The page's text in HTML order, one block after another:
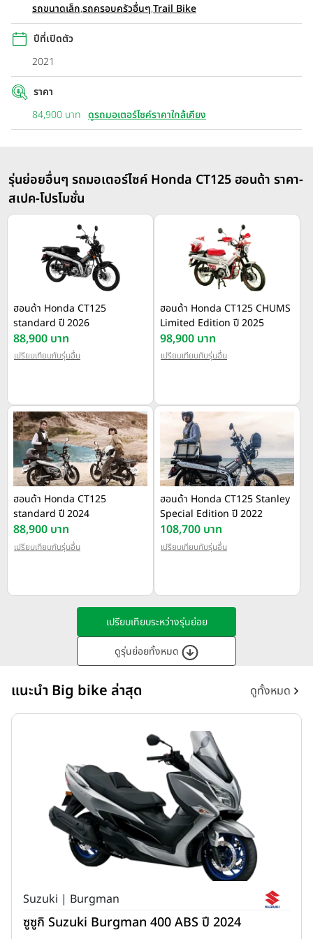
รถขนาดเล็ก,รถครอบครัวอื่นๆ,Trail Bike
ปีที่เปิดตัว
2021
ราคา
84,900 บาท ดูรถมอเตอร์ไซค์ราคาใกล้เคียง
รุ่นย่อยอื่นๆ รถมอเตอร์ไซค์ Honda CT125 ฮอนด้า ราคา-
สเปค-โปรโมชั่น
ฮอนด้า Honda CT125
standard ปี 2026
88,900 บาท
เปรียบเทียบกับรุ่นอื่น
ฮอนด้า Honda CT125 CHUMS
Limited Edition ปี 2025
98,900 บาท
เปรียบเทียบกับรุ่นอื่น
ฮอนด้า Honda CT125
standard ปี 2024
88,900 บาท
เปรียบเทียบกับรุ่นอื่น
ฮอนด้า Honda CT125 Stanley
Special Edition ปี 2022
108,700 บาท
เปรียบเทียบกับรุ่นอื่น
เปรียบเทียบระหว่างรุ่นย่อย
ดูรุ่นย่อยทั้งหมด
แนะนำ Big bike ล่าสุด ดูทั้งหมด
Suzuki | Burgman
ซูซูกิ Suzuki Burgman 400 ABS ปี 2024